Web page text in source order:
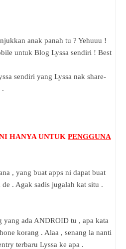
anak panah tu ? Yehuuu !
untuk Blog Lyssa sendiri ! Best
sendiri yang Lyssa nak share-
.
HANYA UNTUK PENGGUNA
, yang buat apps ni dapat buat
. Agak sadis jugalah kat situ .
yang ada ANDROID tu , apa kata
korang . Alaa , senang la nanti
terbaru Lyssa ke apa .